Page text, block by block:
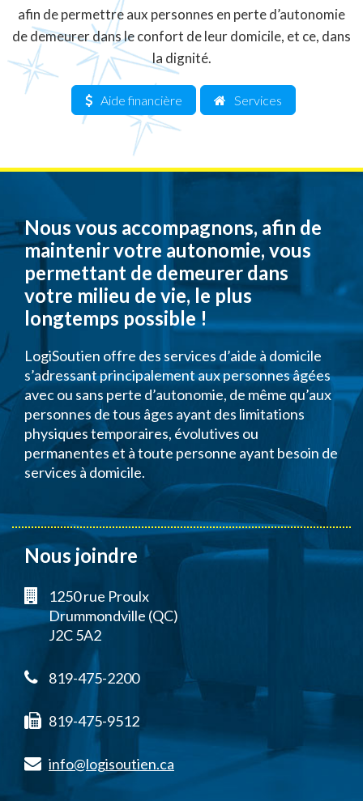
afin de permettre aux personnes en perte d’autonomie
de demeurer dans le confort de leur domicile, et ce, dans
la dignité.
Aide financière Services
Nous vous accompagnons, afin de
maintenir votre autonomie, vous
permettant de demeurer dans
votre milieu de vie, le plus
longtemps possible !
LogiSoutien offre des services d’aide à domicile
s’adressant principalement aux personnes âgées
avec ou sans perte d’autonomie, de même qu’aux
personnes de tous âges ayant des limitations
physiques temporaires, évolutives ou
permanentes et à toute personne ayant besoin de
services à domicile.
Nous joindre
1250 rue Proulx
Drummondville (QC)
J2C 5A2
819-475-2200
819-475-9512
info@logisoutien.ca